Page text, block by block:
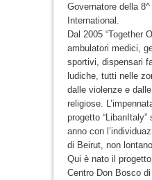
Governatore della
International.
Dal 2005 “Together
ambulatori medici,
sportivi, dispensari
ludiche, tutti nelle
dalle violenze e
religiose.
progetto
anno con
di Beirut, non
Qui è nato il
Centro Don Bosco di